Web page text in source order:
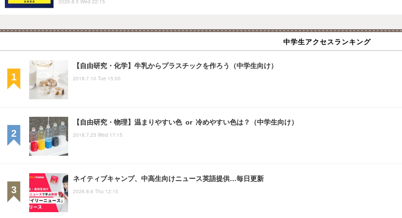
2026.8.5 Wed 22:15
中学生アクセスランキング
【自由研究・化学】牛乳からプラスチックを作ろう（中学生向け）
2018.7.10 Tue 15:00
【自由研究・物理】温まりやすい色 or 冷めやすい色は？（中学生向け）
2018.7.25 Wed 17:15
ネイティブキャンプ、中高生向けニュース英語提供…毎日更新
2026.8.6 Thu 12:15